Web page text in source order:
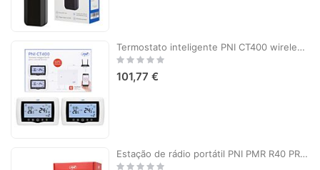
Termostato inteligente PNI CT400 wireless, com WiFi, controla 1 unidade central e 2 zonas diferentes, térreo via Internet, para unidades de aquecimento central, bombas, válvulas solenóides, APP TuyaSmart, histerese 0,2 graus C, controla 2 grupos de bombea
Rating:
101,77 €
Estação de rádio portátil PNI PMR R40 PRO, conjunto com 2 peças, 0,5 W, 16 canais programáveis, 16 PMR e 50 CTCSS e 104 tons DCS, ASQ, TOT, monitor, programável, baterias de 1200mAh, carregadores e fones de ouvido incluídos
Rating: